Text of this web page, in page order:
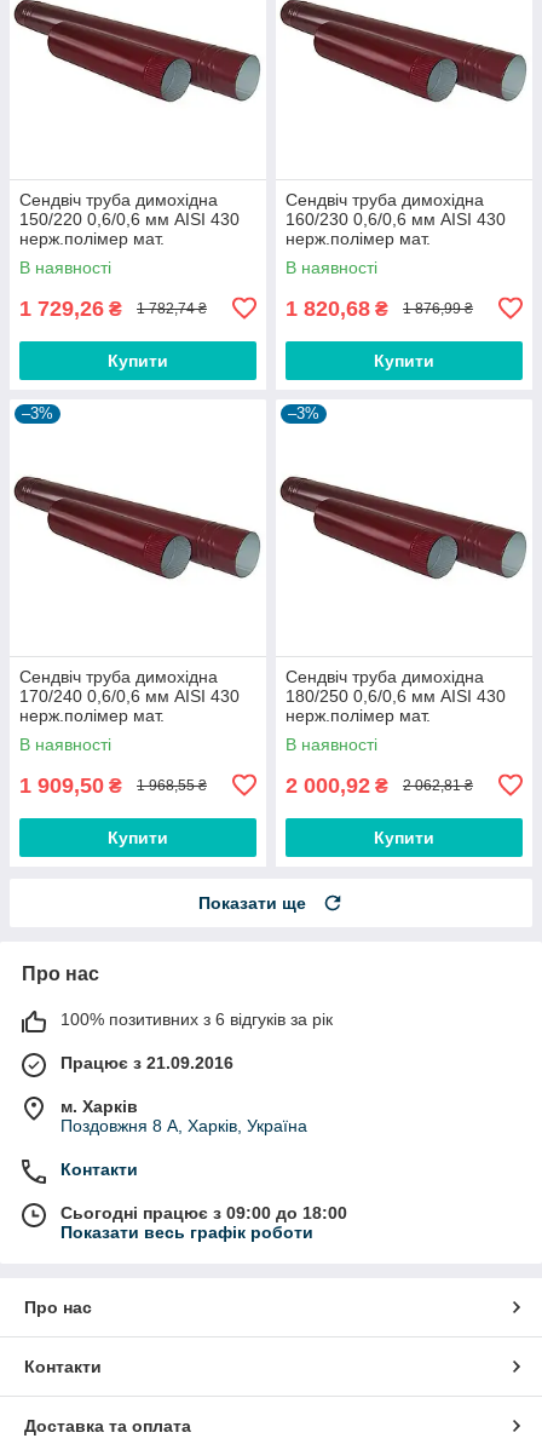
Сендвіч труба димохідна
150/220 0,6/0,6 мм AISI 430
нерж.полімер мат.
В наявності
1 729,26 ₴ 1 782,74 ₴
Купити
Сендвіч труба димохідна
160/230 0,6/0,6 мм AISI 430
нерж.полімер мат.
В наявності
1 820,68 ₴ 1 876,99 ₴
Купити
–3%
Сендвіч труба димохідна
170/240 0,6/0,6 мм AISI 430
нерж.полімер мат.
В наявності
1 909,50 ₴ 1 968,55 ₴
Купити
–3%
Сендвіч труба димохідна
180/250 0,6/0,6 мм AISI 430
нерж.полімер мат.
В наявності
2 000,92 ₴ 2 062,81 ₴
Купити
Показати ще
Про нас
100% позитивних з 6 відгуків за рік
Працює з 21.09.2016
м. Харків
Поздовжня 8 А, Харків, Україна
Контакти
Сьогодні працює з 09:00 до 18:00
Показати весь графік роботи
Про нас
Контакти
Доставка та оплата